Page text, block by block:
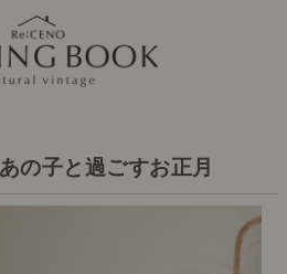
の子と過ごすお正月